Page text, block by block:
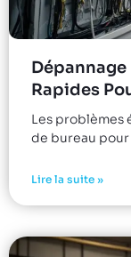
Rapides
Les problèmes
de bureau pour
Lire la suite »